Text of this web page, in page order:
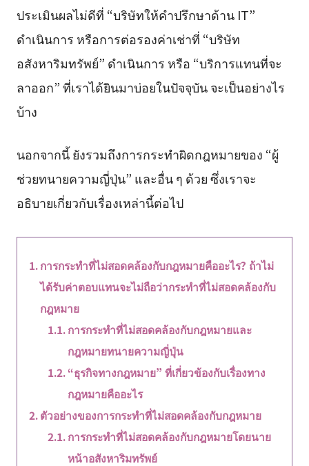
ประเมินผลไม่ดีที่ “บริษัทให้คำปรึกษาด้าน IT”
ดำเนินการ หรือการต่อรองค่าเช่าที่ “บริษัท
อสังหาริมทรัพย์” ดำเนินการ หรือ “บริการแทนที่จะ
ลาออก” ที่เราได้ยินมาบ่อยในปัจจุบัน จะเป็นอย่างไร
บ้าง
นอกจากนี้ ยังรวมถึงการกระทำผิดกฎหมายของ “ผู้
ช่วยทนายความญี่ปุ่น” และอื่น ๆ ด้วย ซึ่งเราจะ
อธิบายเกี่ยวกับเรื่องเหล่านี้ต่อไป
การกระทำที่ไม่สอดคล้องกับกฎหมายคืออะไร? ถ้าไม่
ได้รับค่าตอบแทนจะไม่ถือว่ากระทำที่ไม่สอดคล้องกับ
กฎหมาย
การกระทำที่ไม่สอดคล้องกับกฎหมายและ
กฎหมายทนายความญี่ปุ่น
“ธุรกิจทางกฎหมาย” ที่เกี่ยวข้องกับเรื่องทาง
กฎหมายคืออะไร
ตัวอย่างของการกระทำที่ไม่สอดคล้องกับกฎหมาย
การกระทำที่ไม่สอดคล้องกับกฎหมายโดยนาย
หน้าอสังหาริมทรัพย์